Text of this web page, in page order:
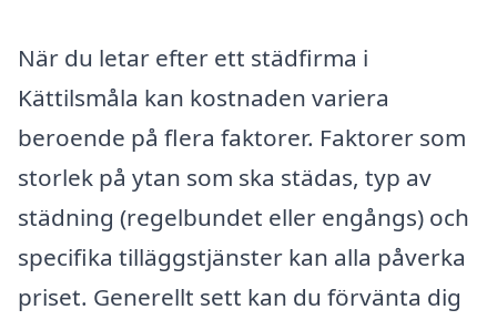
När du letar efter ett städfirma i
Kättilsmåla kan kostnaden variera
beroende på flera faktorer. Faktorer som
storlek på ytan som ska städas, typ av
städning (regelbundet eller engångs) och
specifika tilläggstjänster kan alla påverka
priset. Generellt sett kan du förvänta dig